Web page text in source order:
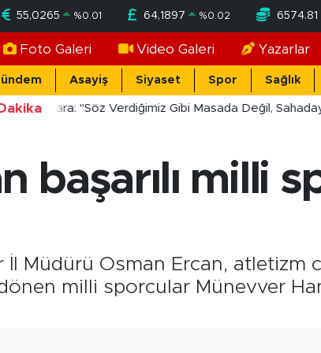
55,0265 %0.01 64,1897 %0.02 6574.81
Foto Galeri Video Galeri Yazarlar
Asayiş Siyaset Spor Sağlık
Yücekara: "Söz Verdiğimiz Gibi Masada Değil,
başarılı milli
İl Müdürü Osman Ercan, atletizm
milli sporcular Münevver